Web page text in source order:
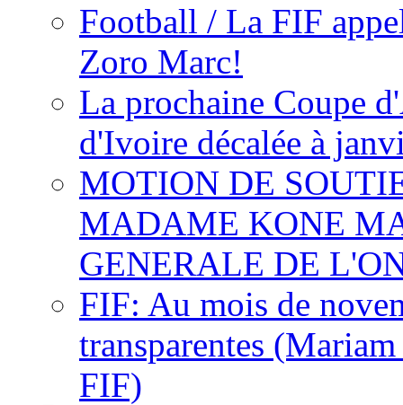
Football / La FIF
Zoro Marc!
La prochaine Coupe
d'Ivoire décalée à
MOTION DE
MADAME KONE
GENERALE DE
FIF: Au mois de
transparentes
FIF)